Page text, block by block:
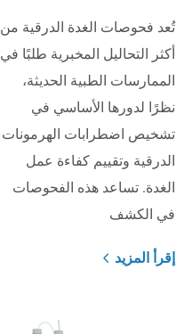
تُعد فحوصات الغدة الدرقية من
أكثر التحاليل المخبرية طلبًا في
الممارسات الطبية الحديثة،
نظرًا لدورها الأساسي في
تشخيص اضطرابات الهرمونات
الدرقية وتقييم كفاءة عمل
الغدة. تساعد هذه الفحوصات
في الكشف
إقرأ المزيد